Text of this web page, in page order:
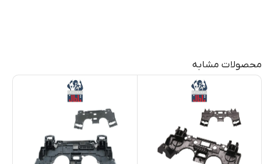
محصولات مشابه